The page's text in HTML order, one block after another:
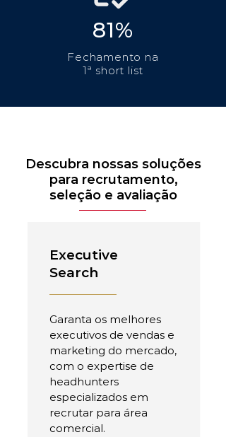
81%
Fechamento na
1ª short list
Descubra nossas soluções
para recrutamento,
seleção e avaliação
Executive
Search
Garanta os melhores
executivos de vendas e
marketing do mercado,
com o expertise de
headhunters
especializados em
recrutar para área
comercial.